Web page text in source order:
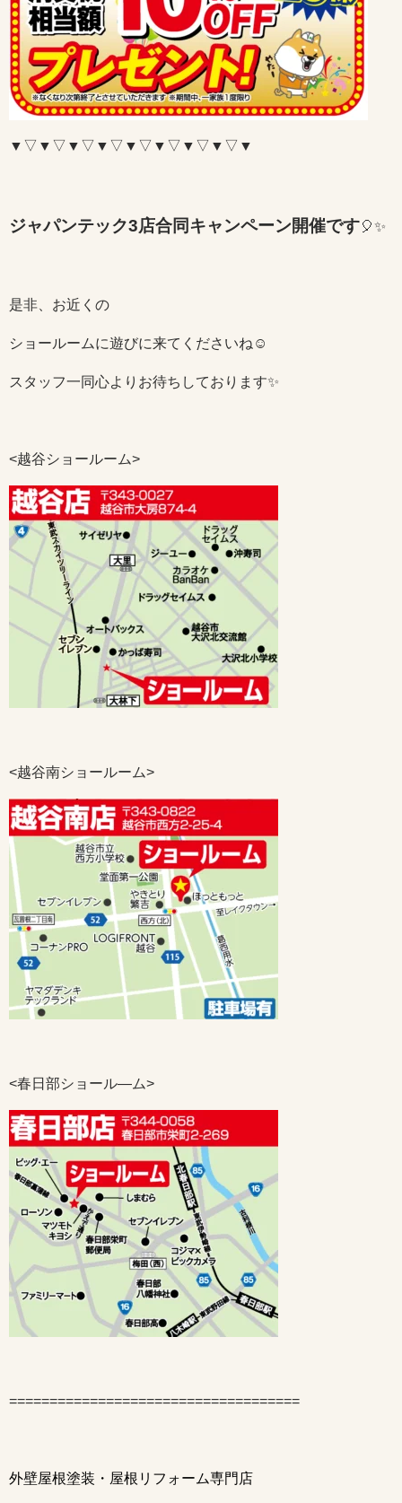
▼▽▼▽▼▽▼▽▼▽▼▽▼▽▼▽▼
ジャパンテック3店合同キャンペーン開催です🎈✨
是非、お近くの
ショールームに遊びに来てくださいね☺
スタッフ一同心よりお待ちしております✨
<越谷ショールーム>
<越谷南ショールーム>
<春日部ショール―ム>
====================================
外壁屋根塗装・屋根リフォーム専門店